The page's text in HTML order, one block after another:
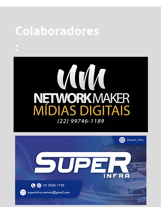
Colaboradores
: